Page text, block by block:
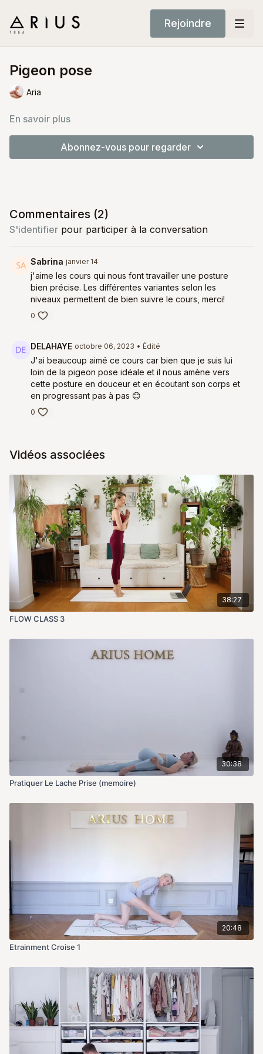
Rejoindre
Pigeon pose
Aria
En savoir plus
Abonnez-vous pour regarder
Commentaires (2)
S'identifier pour participer à la conversation
Sabrina janvier 14
j'aime les cours qui nous font travailler une posture
bien précise. Les différentes variantes selon les
niveaux permettent de bien suivre le cours, merci!
0
DELAHAYE octobre 06, 2023 • Édité
J'ai beaucoup aimé ce cours car bien que je suis lui
loin de la pigeon pose idéale et il nous amène vers
cette posture en douceur et en écoutant son corps et
en progressant pas à pas 😊
0
Vidéos associées
38:27
FLOW CLASS 3
30:38
Pratiquer Le Lache Prise (memoire)
20:48
Etrainment Croise 1